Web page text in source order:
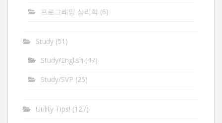
프로그래밍 심리학 (6)
Study (51)
Study/English (47)
Study/SVP (25)
Utility Tips! (127)